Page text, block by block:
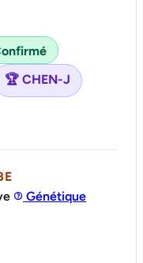
🏆 CHEN-J
Génétique